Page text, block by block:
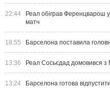
22:44
Реал обіграв Ференцварош
матч
18:55 Барселона поставила
13:36 Реал Сосьєдад домовився
13:24 Барселона готова